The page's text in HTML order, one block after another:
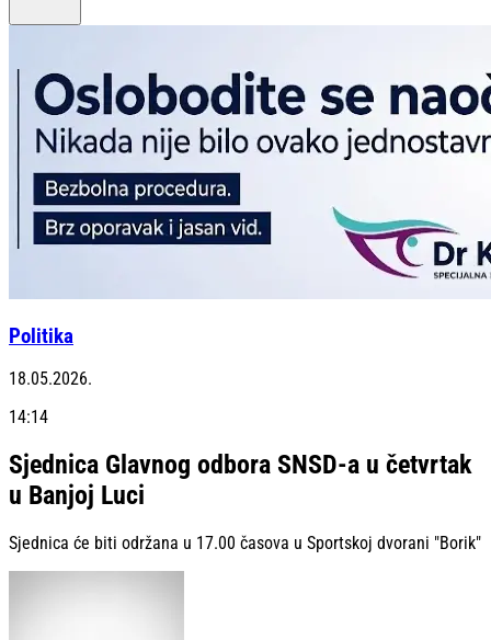
Politika
18.05.2026.
14:14
Sjednica Glavnog odbora SNSD-a u četvrtak
u Banjoj Luci
Sjednica će biti održana u 17.00 časova u Sportskoj dvorani "Borik"